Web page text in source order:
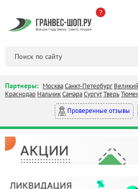
?
Партнеры: МоскваСанкт-Петербург
Краснодар НальчикСамараСургутТверь
Проверенные отзывы